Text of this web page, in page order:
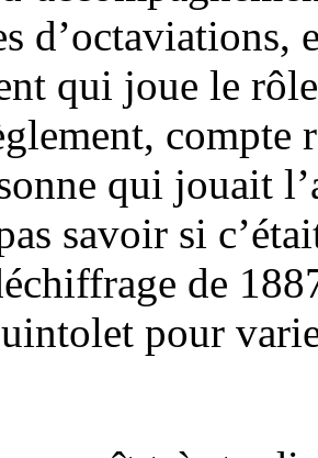
d’octaviations,
qui joue le
compte
qui jouait
savoir si
de
pour